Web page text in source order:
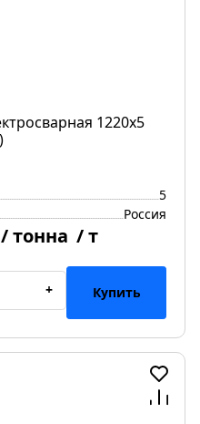
1220х5
5
Россия
/ тонна / т
+ Купить